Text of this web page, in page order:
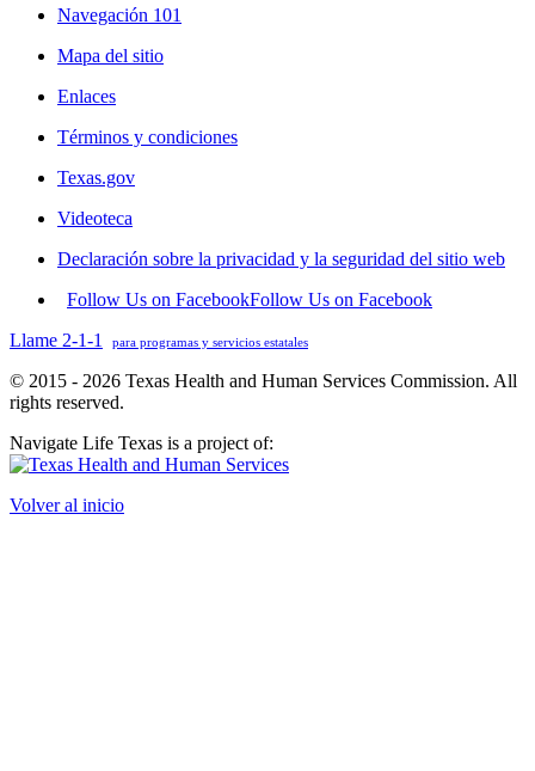
Navegación 101
Mapa del sitio
Enlaces
Términos y condiciones
Texas.gov
Videoteca
Declaración sobre la privacidad y la seguridad del sitio web
Follow Us on FacebookFollow Us on Facebook
Llame 2-1-1
para programas y servicios estatales
© 2015 - 2026 Texas Health and Human Services Commission. All
rights reserved.
Navigate Life Texas is a project of:
Volver al inicio